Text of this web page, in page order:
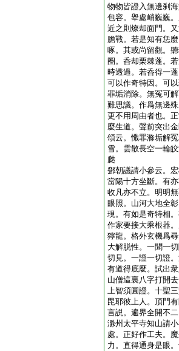
物物皆證入無邊刹
包容。擧處峭巍巍
近之則燎却面門。
膽戰。若是知有恁
啄。其或尚留觀。
圈。呑却栗棘蓬。
時透過。若呑得一
可以作奇特因。可
罪垢消除。無冤可
難思議。作爲無邊
更不用周由者也。
麼生道。聲前突出
頌云。懺罪滌垢解
雪。雲散長空一輪
瓞
鄧朝議請小參云。
當陽十方坐斷。有
收凡亦不立。明明
眼照。山河大地全
現。有如是奇特相
作家要接大乘根器
獰龍。格外玄機爲
大解脱性。一聞一
切見。一證一切證
有道得底麼。試出
山僧這裏八字打開
上智須圓證。十聖
毘耶彼上人。頂門
言説。遍界全開不
滁州太平寺知山請
處。正好作工夫。
力。直得通身是眼